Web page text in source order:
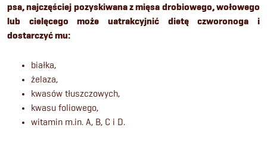
psa, najczęściej pozyskiwana z mięsa drobiowego, wołowego
lub cielęcego może uatrakcyjnić dietę czworonoga i
dostarczyć mu:
białka,
żelaza,
kwasów tłuszczowych,
kwasu foliowego,
witamin m.in. A, B, C i D.